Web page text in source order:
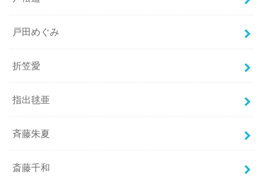
戸田めぐみ
折笠愛
指出毬亜
斉藤朱夏
斎藤千和